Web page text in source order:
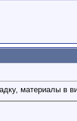
материалы в